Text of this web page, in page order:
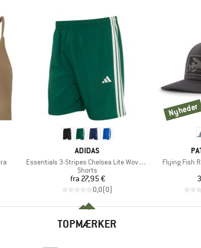
MÆRKE
ADIDAS
Artikel
Essentials 3-Stripes Chelsea Lite Woven Shorts
Produktgruppe
Shorts
Pris
fra 27,95 €
0,0(0)
Artikel
Flying Fish
Nyheder
Nyheder
TOPMÆRKER